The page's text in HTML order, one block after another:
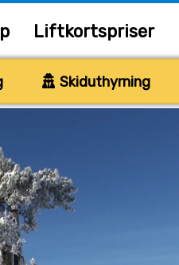
Liftkortspriser
Skiduthyrning